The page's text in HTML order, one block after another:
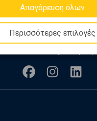
Απαγόρευση όλων
Περισσότερες επιλογές